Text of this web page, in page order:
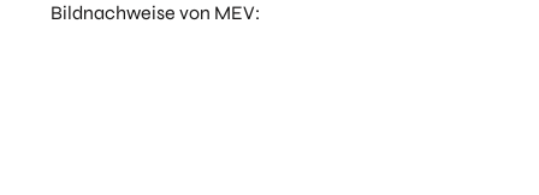
Bildnachweise von MEV: